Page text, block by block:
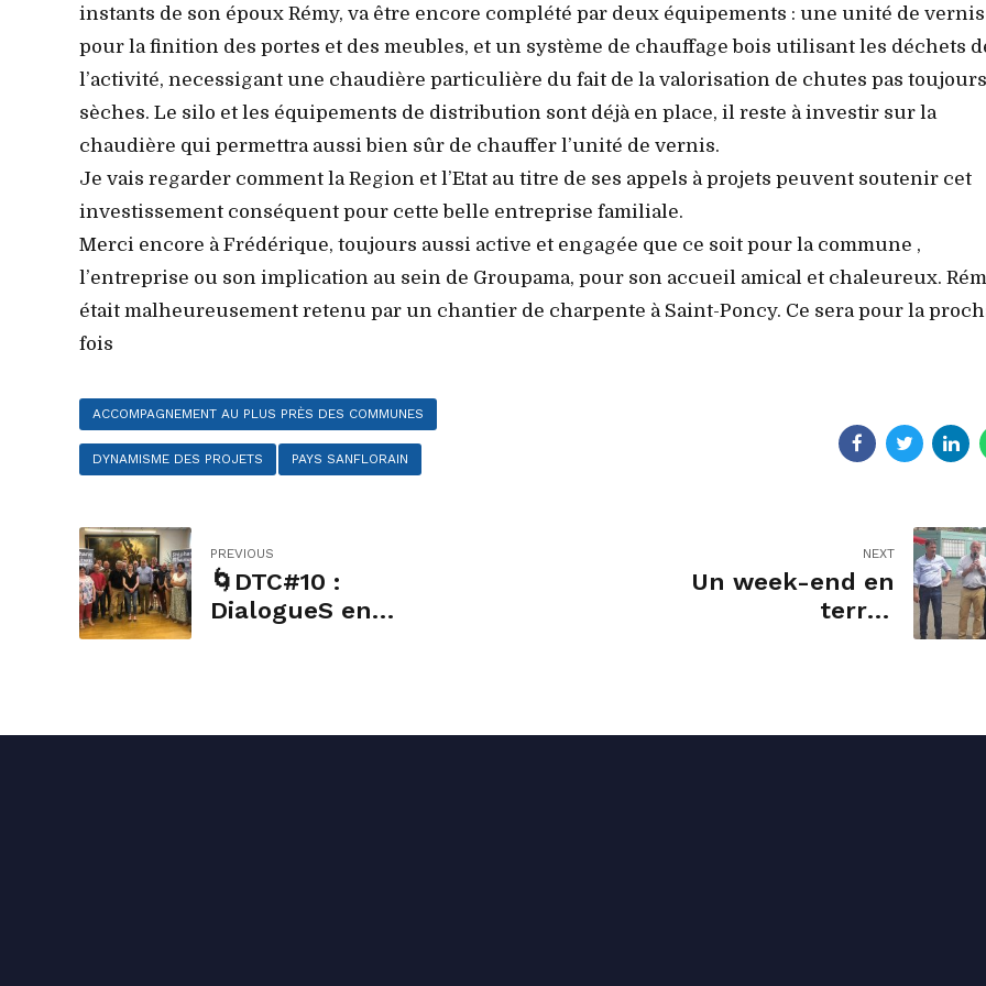
instants de son époux Rémy, va être encore complété par deux équipements : une unité de vernis
pour la finition des portes et des meubles, et un système de chauffage bois utilisant les déchets
l’activité, necessigant une chaudière particulière du fait de la valorisation de chutes pas toujours
sèches. Le silo et les équipements de distribution sont déjà en place, il reste à investir sur la
chaudière qui permettra aussi bien sûr de chauffer l’unité de vernis.
Je vais regarder comment la Region et l’Etat au titre de ses appels à projets peuvent soutenir cet
investissement conséquent pour cette belle entreprise familiale.
Merci encore à Frédérique, toujours aussi active et engagée que ce soit pour la commune ,
l’entreprise ou son implication au sein de Groupama, pour son accueil amical et chaleureux.
était malheureusement retenu par un chantier de charpente à Saint-Poncy. Ce sera pour la
fois
ACCOMPAGNEMENT AU PLUS PRÈS DES COMMUNES
DYNAMISME DES PROJETS PAYS SANFLORAIN
PREVIOUS
🌀DTC#10 :
DialogueS en
NEXT
Un week-end en
terres